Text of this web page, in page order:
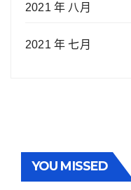
2021 年 八月
2021 年 七月
YOU MISSED